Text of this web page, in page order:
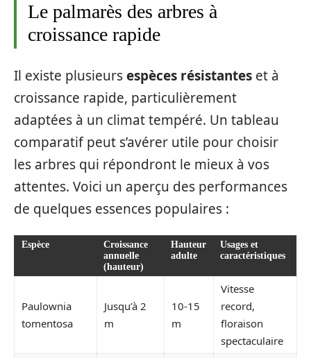
Le palmarès des arbres à
croissance rapide
Il existe plusieursespèces résistantes et à
croissance rapide, particulièrement
adaptées à un climat tempéré. Un tableau
comparatif peut s’avérer utile pour choisir
les arbres qui répondront le mieux à vos
attentes. Voici un aperçu des performances
de quelques essences populaires :
Espèce
Croissance
annuelle
(hauteur)
Hauteur
adulte
Usages et
caractéristiques
Paulownia
tomentosa
Jusqu’à 2
m
10-15
m
Vitesse
record,
floraison
spectaculaire